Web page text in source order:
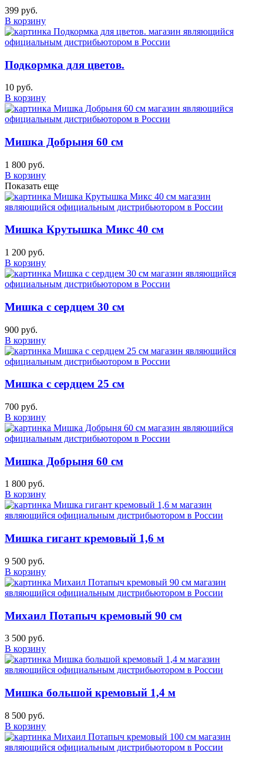
399 руб.
В корзину
Подкормка для цветов.
10 руб.
В корзину
Мишка Добрыня 60 см
1 800 руб.
В корзину
Показать еще
Мишка Крутышка Микс 40 см
1 200 руб.
В корзину
Мишка с сердцем 30 см
900 руб.
В корзину
Мишка с сердцем 25 см
700 руб.
В корзину
Мишка Добрыня 60 см
1 800 руб.
В корзину
Мишка гигант кремовый 1,6 м
9 500 руб.
В корзину
Михаил Потапыч кремовый 90 см
3 500 руб.
В корзину
Мишка большой кремовый 1,4 м
8 500 руб.
В корзину